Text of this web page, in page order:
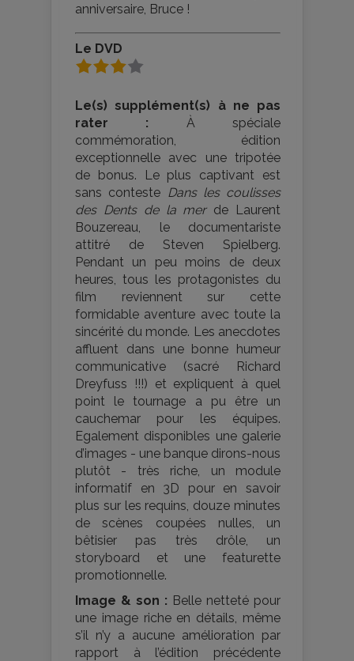
anniversaire, Bruce !
Le DVD
Le(s) supplément(s) à ne pas
rater : À spéciale
commémoration, édition
exceptionnelle avec une tripotée
de bonus. Le plus captivant est
sans conteste Dans les coulisses
des Dents de la merde Laurent
Bouzereau, le documentariste
attitré de Steven Spielberg.
Pendant un peu moins de deux
heures, tous les protagonistes du
film reviennent sur cette
formidable aventure avec toute la
sincérité du monde. Les anecdotes
affluent dans une bonne humeur
communicative (sacré Richard
Dreyfuss !!!) et expliquent à quel
point le tournage a pu être un
cauchemar pour les équipes.
Egalement disponibles une galerie
d’images - une banque dirons-nous
plutôt - très riche, un module
informatif en 3D pour en savoir
plus sur les requins, douze minutes
de scènes coupées nulles, un
bêtisier pas très drôle, un
storyboard et une featurette
promotionnelle.
Image & son : Belle netteté pour
une image riche en détails, même
s’il n’y a aucune amélioration par
rapport à l’édition précédente